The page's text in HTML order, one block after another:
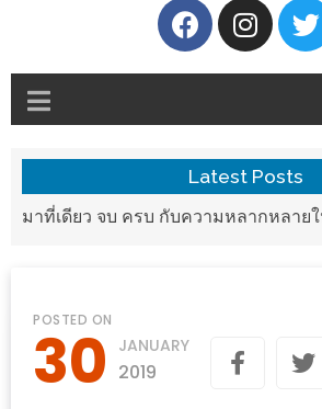
อ้วน
ความ
เป็น
ศิริ
ปัน
นาฯ
เชียงใหม่
เล่น
กัน
Latest Posts
POSTED ON
30 JANUARY
2019